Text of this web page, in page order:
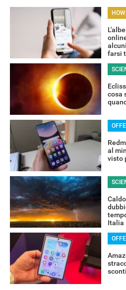
RECENSIONI
farsi
cosa
al
visto
Italia